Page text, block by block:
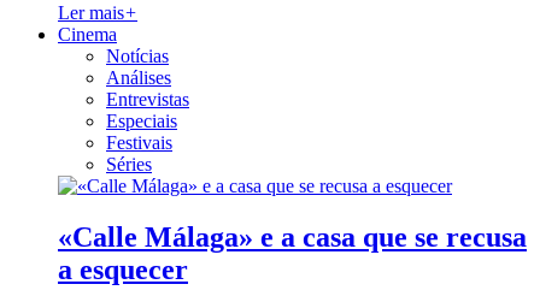
Ler mais+
Cinema
Notícias
Análises
Entrevistas
Especiais
Festivais
Séries
«Calle Málaga» e a casa que se recusa
a esquecer